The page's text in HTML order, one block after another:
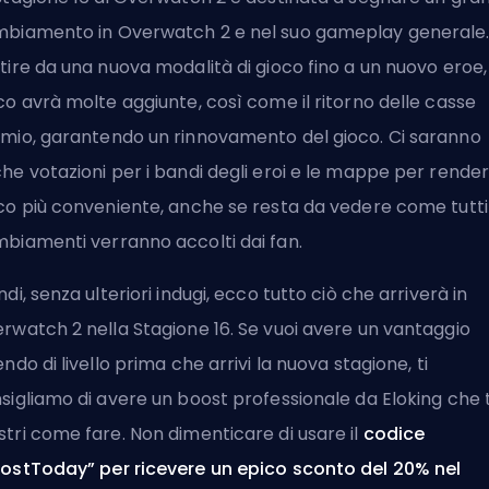
in Overwatch 2 e nel suo gameplay
da una nuova modalità di gioco fino a un nuovo eroe,
avrà molte aggiunte, così come il ritorno delle casse
, garantendo un rinnovamento del gioco. Ci saranno
votazioni per i bandi degli eroi e le mappe per
più conveniente, anche se resta da vedere come tutti
verranno accolti dai fan.
senza ulteriori indugi, ecco tutto ciò che arriverà in
2 nella Stagione 16. Se vuoi avere un vantaggio
di livello prima che arrivi la nuova stagione, ti
di avere un boost professionale da Eloking che
come fare. Non dimenticare di usare il codice
per ricevere un epico sconto del 20% nel